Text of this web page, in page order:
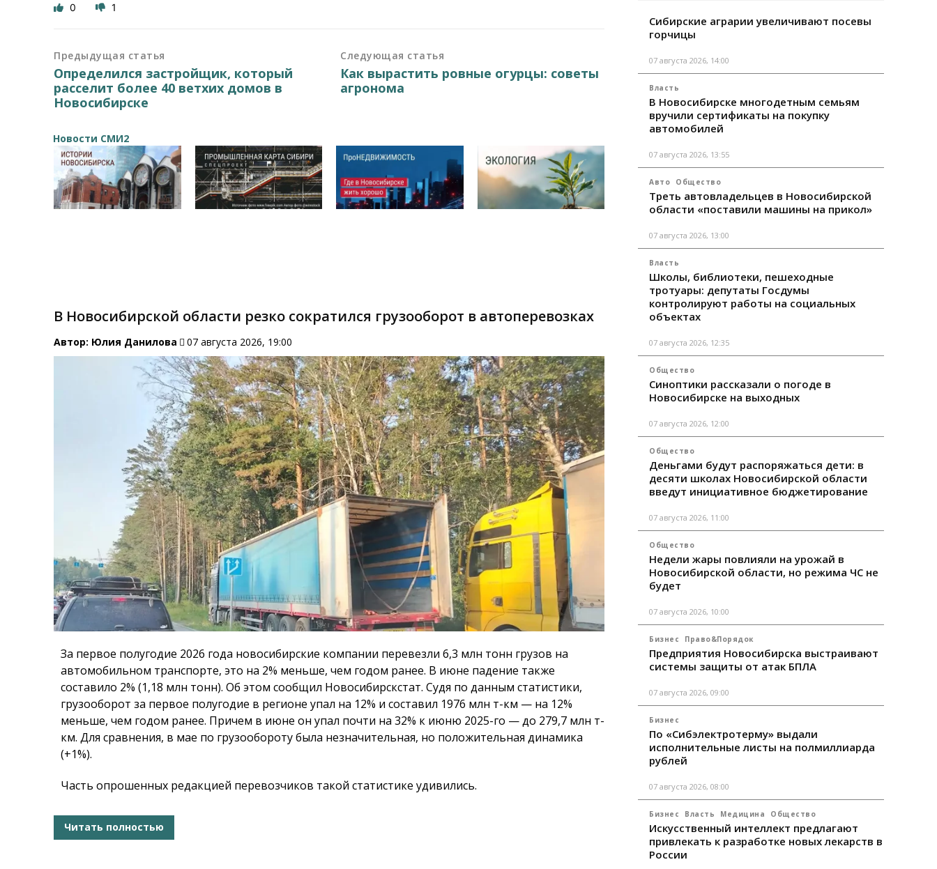
0 1
Предыдущая статья
Определился застройщик, который
расселит более 40 ветхих домов в
Новосибирске
Следующая статья
Как вырастить ровные огурцы: советы
агронома
Новости СМИ2
В Новосибирской области резко сократился грузооборот в автоперевозках
Автор: Юлия Данилова 07 августа 2026, 19:00
За первое полугодие 2026 года новосибирские компании перевезли 6,3 млн тонн грузов на
автомобильном транспорте, это на 2% меньше, чем годом ранее. В июне падение также
составило 2% (1,18 млн тонн). Об этом сообщил Новосибирскстат. Судя по данным статистики,
грузооборот за первое полугодие в регионе упал на 12% и составил 1976 млн т-км — на 12%
меньше, чем годом ранее. Причем в июне он упал почти на 32% к июню 2025-го — до 279,7 млн т-
км. Для сравнения, в мае по грузообороту была незначительная, но положительная динамика
(+1%).
Часть опрошенных редакцией перевозчиков такой статистике удивились.
Читать полностью
Сибирские аграрии увеличивают посевы
горчицы
07 августа 2026, 14:00
Власть
В Новосибирске многодетным семьям
вручили сертификаты на покупку
автомобилей
07 августа 2026, 13:55
Авто Общество
Треть автовладельцев в Новосибирской
области «поставили машины на прикол»
07 августа 2026, 13:00
Власть
Школы, библиотеки, пешеходные
тротуары: депутаты Госдумы
контролируют работы на социальных
объектах
07 августа 2026, 12:35
Общество
Синоптики рассказали о погоде в
Новосибирске на выходных
07 августа 2026, 12:00
Общество
Деньгами будут распоряжаться дети: в
десяти школах Новосибирской области
введут инициативное бюджетирование
07 августа 2026, 11:00
Общество
Недели жары повлияли на урожай в
Новосибирской области, но режима ЧС не
будет
07 августа 2026, 10:00
Бизнес Право&Порядок
Предприятия Новосибирска выстраивают
системы защиты от атак БПЛА
07 августа 2026, 09:00
Бизнес
По «Сибэлектротерму» выдали
исполнительные листы на полмиллиарда
рублей
07 августа 2026, 08:00
Бизнес Власть Медицина Общество
Искусственный интеллект предлагают
привлекать к разработке новых лекарств в
России